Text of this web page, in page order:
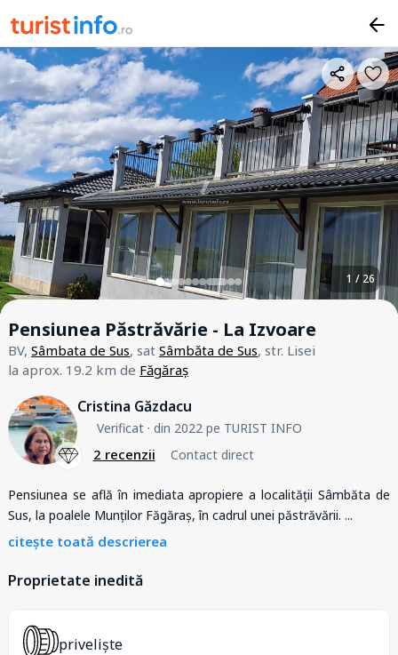
1 / 26
Pensiunea Păstrăvărie - La Izvoare
BV, Sâmbata de Sus, sat Sâmbăta de Sus, str. Lisei
la aprox. 19.2 km de Făgăraș
Cristina Găzdacu
Verificat· din 2022 pe TURIST INFO
2 recenzii Contact direct
Pensiunea se află în imediata apropiere a localității Sâmbăta de
Sus, la poalele Munților Făgăraș, în cadrul unei păstrăvării. ...
citește toată descrierea
Proprietate inedită
priveliște